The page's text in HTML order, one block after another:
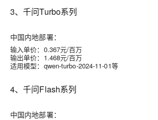
3、千问Turbo系列
中国内地部署：
输入单价：0.367元/百万
输出单价：1.468元/百万
适用模型：qwen-turbo-2024-11-01等
4、千问Flash系列
中国内地部署：